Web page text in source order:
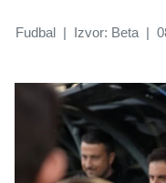
Fudbal | Izvor: Beta |